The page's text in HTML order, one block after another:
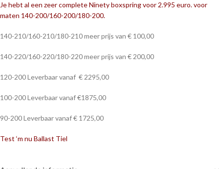
Je hebt al een zeer complete Ninety boxspring voor 2.995 euro. voor
maten 140-200/160-200/180-200.
140-210/160-210/180-210 meer prijs van € 100,00
140-220/160-220/180-220 meer prijs van € 200,00
120-200 Leverbaar vanaf € 2295,00
100-200 Leverbaar vanaf €1875,00
90-200 Leverbaar vanaf € 1725,00
Test ‘m nu Ballast Tiel